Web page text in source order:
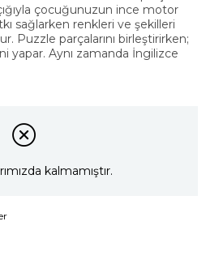
çocuğunuzun ince motor
sağlarken renkleri ve şekilleri
Puzzle parçalarını birleştirirken;
yapar. Aynı zamanda İngilizce
kalmamıştır.